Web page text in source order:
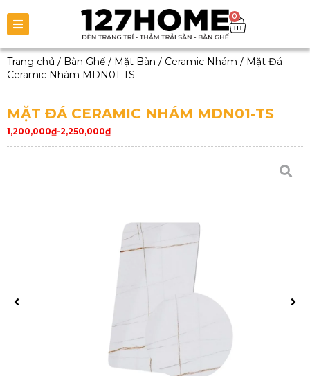
0
Trang chủ / Bàn Ghế / Mặt Bàn / Ceramic Nhám / Mặt Đá
Ceramic Nhám MDN01-TS
MẶT ĐÁ CERAMIC NHÁM MDN01-TS
1,200,000₫-2,250,000₫